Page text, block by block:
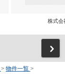
株式会
> 物件一覧 >